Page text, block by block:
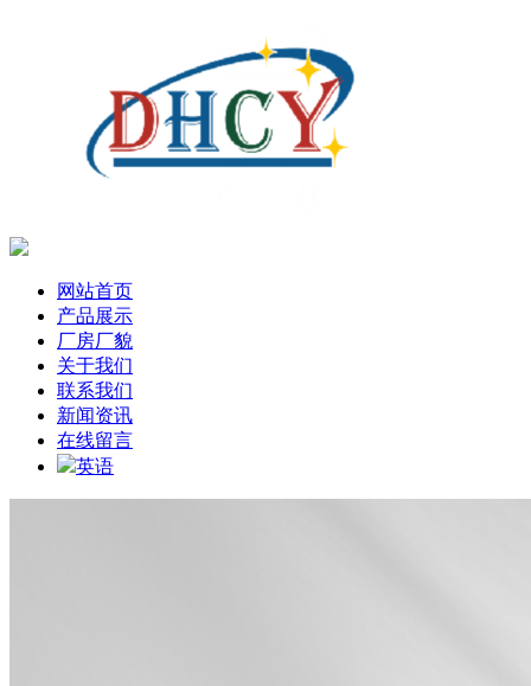
网站首页
产品展示
厂房厂貌
关于我们
联系我们
新闻资讯
在线留言
英语